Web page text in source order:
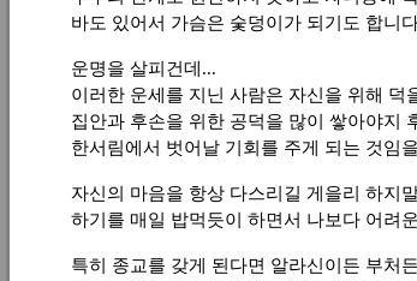
바도 있어서 가슴은 숯덩이가 되기도 합니
운명을 살피건데...
이러한 운세를 지닌 사람은 자신을 위해 덕
집안과 후손을 위한 공덕을 많이 쌓아야지
한서림에서 벗어날 기회를 주게 되는 것임
자신의 마음을 항상 다스리길 게을리 하지
하기를 매일 밥먹듯이 하면서 나보다 어려
특히 종교를 갖게 된다면 알라신이든 부처